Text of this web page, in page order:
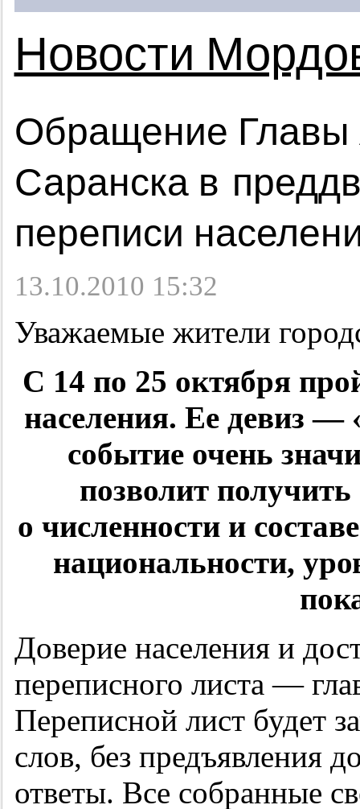
Новости
Обращение Главы
Саранска в
переписи
13.10.2010 15:32
Уважаемые жители
С 14 по 25 октября
населения. Ее девиз
событие очень
позволит
о численности и
национальности,
Доверие населения и
переписного листа —
Переписной лист будет
слов, без предъявления
ответы. Все собранные